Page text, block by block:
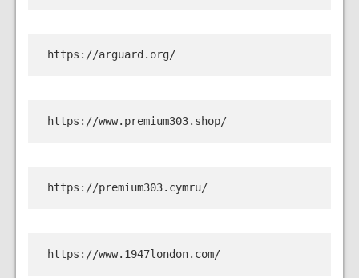
https://arguard.org/
https://www.premium303.shop/
https://premium303.cymru/
https://www.1947london.com/